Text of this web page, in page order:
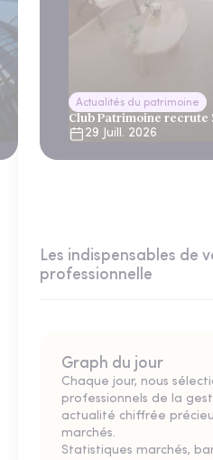
Actualités du patrimoine
Club Patrimoine recrute !
29 Juill. 2026
Les indispensables de
professionnelle
Graph du jour
Chaque jour, nous
professionnels de la
actualité chiffrée
marchés.
Statistiques marchés,